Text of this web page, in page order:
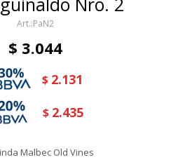
PaN2
$ 3.044
$ 2.131
$ 2.435
Malbec Old Vines